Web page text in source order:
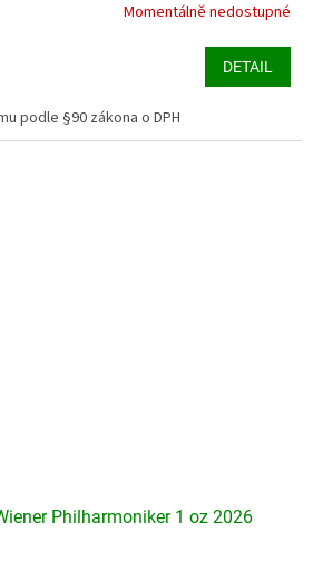
Momentálně nedostupné
DETAIL
podle §90 zákona o DPH
Philharmoniker 1 oz 2026